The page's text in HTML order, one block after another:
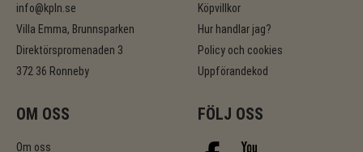
info@kpln.se
Villa Emma, Brunnsparken
Direktörspromenaden 3
372 36 Ronneby
Köpvillkor
Hur handlar jag?
Policy och cookies
Uppförandekod
OM OSS
Om oss
FÖLJ OSS